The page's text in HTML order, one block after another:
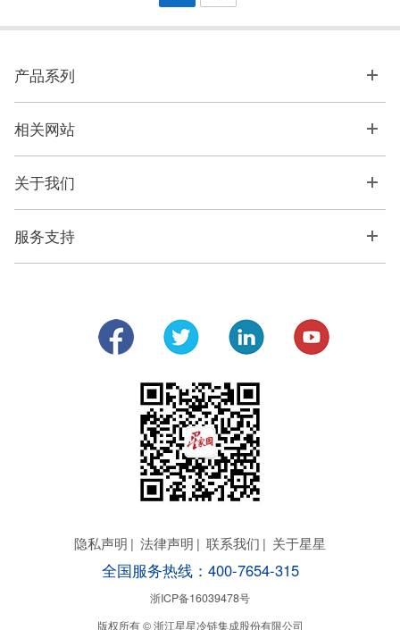
产品系列
相关网站
关于我们
服务支持
隐私声明 | 法律声明 | 联系我们 | 关于星星
全国服务热线：400-7654-315
浙ICP备16039478号
版权所有 © 浙江星星冷链集成股份有限公司